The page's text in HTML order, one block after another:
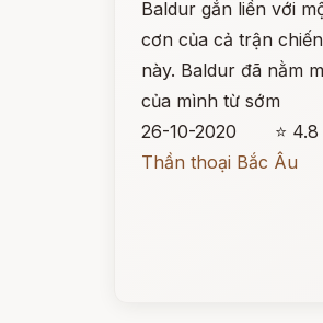
Baldur gắn liền với
cơn của cả trận
này. Baldur đã nằm
của mình từ sớm
26-10-2020
⭐ 4.8
Thần thoại Bắc Âu